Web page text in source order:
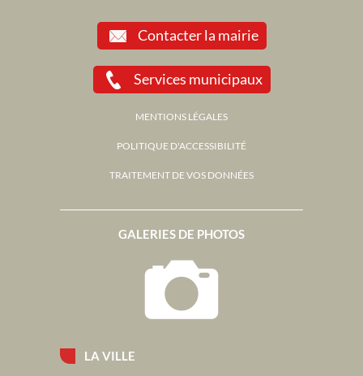
LA VILLE
GALERIES DE PHOTOS
Contacter la mairie
Services municipaux
MENTIONS LÉGALES
POLITIQUE D'ACCESSIBILITÉ
TRAITEMENT DE VOS DONNÉES